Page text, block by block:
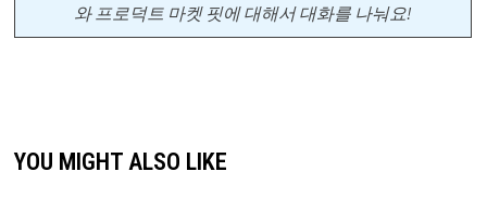
와 프로덕트 마켓 핏에 대해서 대화를 나눠요!
YOU MIGHT ALSO LIKE